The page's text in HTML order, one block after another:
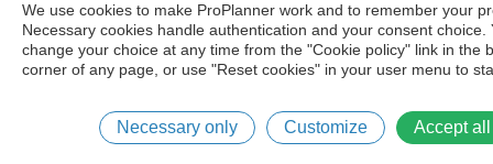
We use cookies to make ProPlanner work and to remember your
Necessary cookies handle authentication and your consent choice.
change your choice at any time from the "Cookie policy" link in the
corner of any page, or use "Reset cookies" in your user menu to